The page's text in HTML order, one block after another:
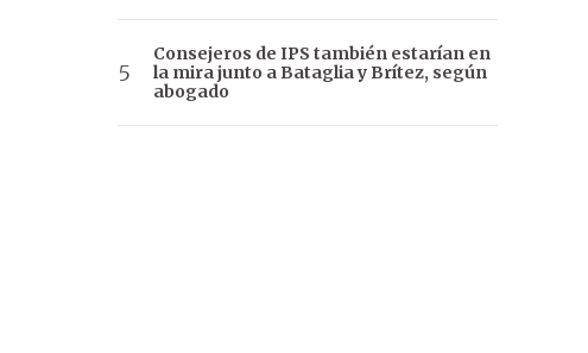
Consejeros de IPS también estarían en
la mira junto a Bataglia y Brítez, según
abogado